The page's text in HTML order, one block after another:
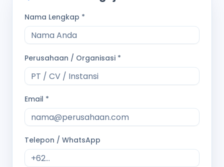
Nama Lengkap *
Perusahaan / Organisasi *
Email *
Telepon / WhatsApp